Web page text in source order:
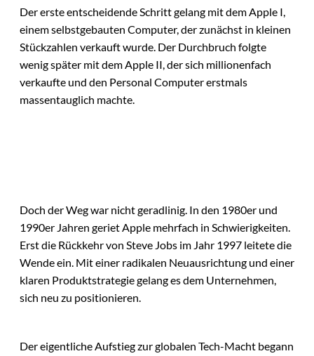
Der erste entscheidende Schritt gelang mit dem Apple I,
einem selbstgebauten Computer, der zunächst in kleinen
Stückzahlen verkauft wurde. Der Durchbruch folgte
wenig später mit dem Apple II, der sich millionenfach
verkaufte und den Personal Computer erstmals
massentauglich machte.
Doch der Weg war nicht geradlinig. In den 1980er und
1990er Jahren geriet Apple mehrfach in Schwierigkeiten.
Erst die Rückkehr von Steve Jobs im Jahr 1997 leitete die
Wende ein. Mit einer radikalen Neuausrichtung und einer
klaren Produktstrategie gelang es dem Unternehmen,
sich neu zu positionieren.
Der eigentliche Aufstieg zur globalen Tech-Macht begann